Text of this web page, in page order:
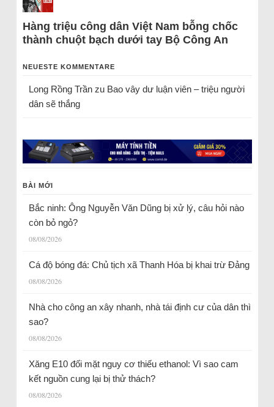
Hàng triệu công dân Việt Nam bỗng chốc
thành chuột bạch dưới tay Bộ Công An
NEUESTE KOMMENTARE
Long Rồng Trầnzu Bao vây dư luận viên – triệu người
dân sẽ thắng
BÀI MỚI
Bắc ninh: Ông Nguyễn Văn Dũng bị xử lý, câu hỏi nào
còn bỏ ngỏ?
08/08/2026
Cá độ bóng đá: Chủ tịch xã Thanh Hóa bị khai trừ Đảng
08/08/2026
Nhà cho công an xây nhanh, nhà tái định cư của dân thì
sao?
08/08/2026
Xăng E10 đối mặt nguy cơ thiếu ethanol: Vì sao cam
kết nguồn cung lại bị thử thách?
08/08/2026